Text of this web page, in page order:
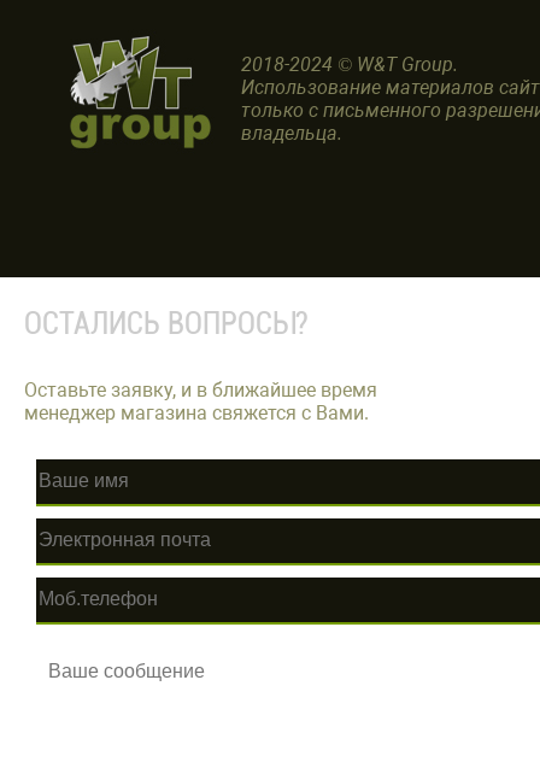
2018-2024 © W&T Group.
Использование материалов
только с письменного
владельца.
ОСТАЛИСЬ ВОПРОСЫ?
Оставьте заявку, и в ближайшее время
менеджер магазина свяжется с Вами.